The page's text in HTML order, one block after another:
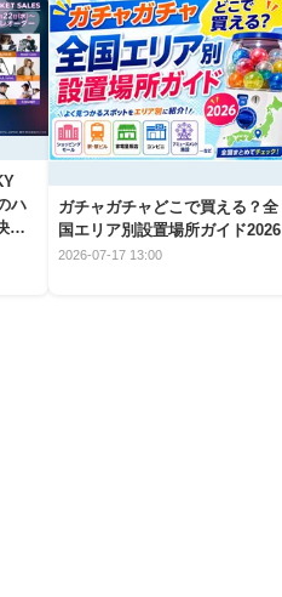
ハ
ガチャガチャどこで買える？全
国エリア別設置場所ガイド2026
2026-07-17 13:00